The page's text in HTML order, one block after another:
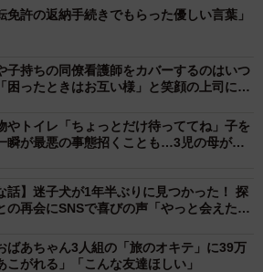
丈夫？長いとねー、2時間くらいかか
すが、少し待っていると、「早く
ったんだねー」とのこと。
）運転してへんかったからよ」と謙
が、警察官の方は「そんなことない
ら、ゴールドで終わった。これはす
しく言います。
「今まで本当に運転お疲れ様でし
免許の返納手続きでもらった優しい言葉」
子持ちの同僚看護師をカバーするのはいつ
ったときはお互い様」と笑顔の上司に心
やトイレ「ちょっとだけ待っててね」子を
瞬が最悪の事態招くことも…3児の母が伝
話】迷子犬が1年半ぶりに見つかった！ 探
の再会にSNSで喜びの声「やっと会えたー
あちゃん3人組の「旅のオキテ」に39万
がれる」「こんな友達ほしい」